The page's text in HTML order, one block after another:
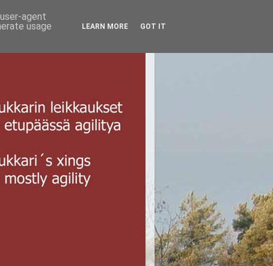
agent
usage
LEARN MORE GOT IT